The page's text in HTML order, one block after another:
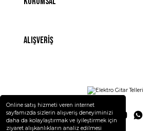
Online satış hizmeti veren internet
sayfamızda sizlerin alışveriş deneyiminizi
daha da kolaylaştırmak ve iyileştirmek için
ziyaret alışkanlıkların analiz edilmesi
Alışveriş